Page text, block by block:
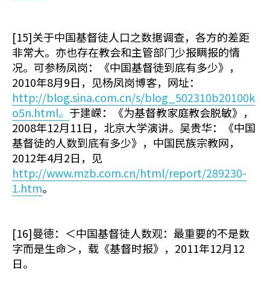
[15]关于中国基督徒人口之数据调查，各方的差距
非常大。亦也存在教会和主管部门少报瞒报的情
况。可参杨凤岗：《中国基督徒到底有多少》，
2010年8月9日，见杨凤岗博客，网址：
http://blog.sina.com.cn/s/blog_502310b20100k
o5n.html。 于建嵘：《为基督教家庭教会脱敏》，
2008年12月11日，北京大学演讲。吴贵华：《中国
基督徒的人数到底有多少》，中国民族宗教网，
2012年4月2日，见
http://www.mzb.com.cn/html/report/289230-
1.htm。
[16]曼德：＜中国基督徒人数观：最重要的不是数
字而是生命＞，载《基督时报》，2011年12月12
日。